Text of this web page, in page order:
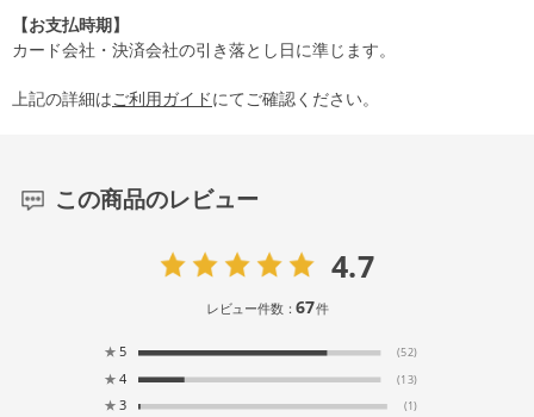
【お支払時期】
カード会社・決済会社の引き落とし日に準じます。
上記の詳細はご利用ガイドにてご確認ください。
この商品のレビュー
4.7
レビュー件数：67件
★ 5 (52)
★ 4 (13)
★ 3 (1)